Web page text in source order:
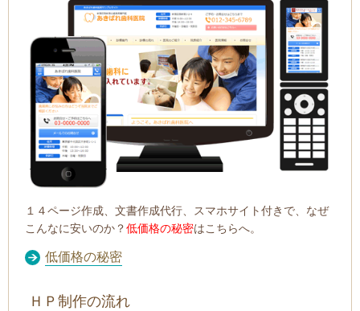
１４ページ作成、文書作成代行、スマホサイト付きで、なぜ
こんなに安いのか？低価格の秘密はこちらへ。
低価格の秘密
ＨＰ制作の流れ